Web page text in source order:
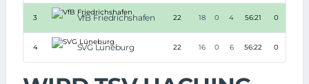
3 VfB Friedrichshafen 22 18 0 4 56:21 0
4 SVG Lüneburg 22 16 0 6 56:22 0